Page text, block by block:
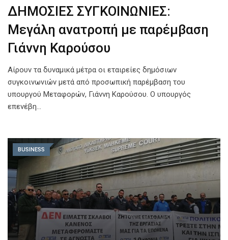
ΔΗΜΟΣΙΕΣ ΣΥΓΚΟΙΝΩΝΙΕΣ:
Μεγάλη ανατροπή με παρέμβαση
Γιάννη Καρούσου
Αίρουν τα δυναμικά μέτρα οι εταιρείες δημόσιων
συγκοινωνιών μετά από προσωπική παρέμβαση του
υπουργού Μεταφορών, Γιάννη Καρούσου. Ο υπουργός
επενέβη…
BUSINESS